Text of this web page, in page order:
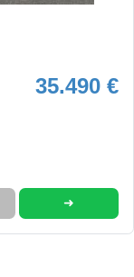
35.490 €
➜